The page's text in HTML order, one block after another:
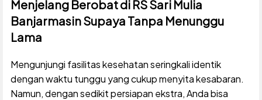
Menjelang Berobat di RS Sari Mulia
Banjarmasin Supaya Tanpa Menunggu
Lama
Mengunjungi fasilitas kesehatan seringkali identik
dengan waktu tunggu yang cukup menyita kesabaran.
Namun, dengan sedikit persiapan ekstra, Anda bisa